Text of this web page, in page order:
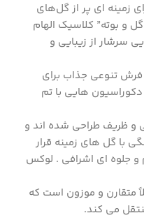
زمینه ‌ای پر از گل‌های
و بوته” کلاسیک الهام
سرشار از زیبایی و
تنوعی جذاب برای
دکوراسیون‌ هایی با تم
و ظریف طراحی شده‌ اند و
با گل‌ های زمینه قرار
و جلوه ‌ای اشرافی . لوکس
متقارن و موزون است که
می ‌کند.